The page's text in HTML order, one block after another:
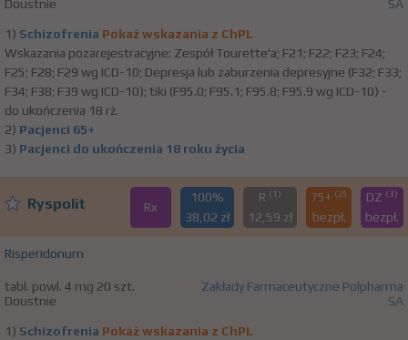
Doustnie
SA
1) Schizofrenia Pokaż wskazania z ChPL
Wskazania pozarejestracyjne: Zespół Tourette'a; F21; F22; F23; F24;
F25; F28; F29 wg ICD-10; Depresja lub zaburzenia depresyjne (F32; F33;
F34; F38; F39 wg ICD-10); tiki (F95.0; F95.1; F95.8; F95.9 wg ICD-10) -
do ukończenia 18 rż.
2) Pacjenci 65+
3) Pacjenci do ukończenia 18 roku życia
Ryspolit Rx
100%
38,02 zł
R (1)
12,59 zł
75+ (2)
bezpł.
DZ (3)
bezpł.
Risperidonum
tabl. powl. 4 mg 20 szt.
Doustnie
Zakłady Farmaceutyczne Polpharma
SA
1) Schizofrenia Pokaż wskazania z ChPL